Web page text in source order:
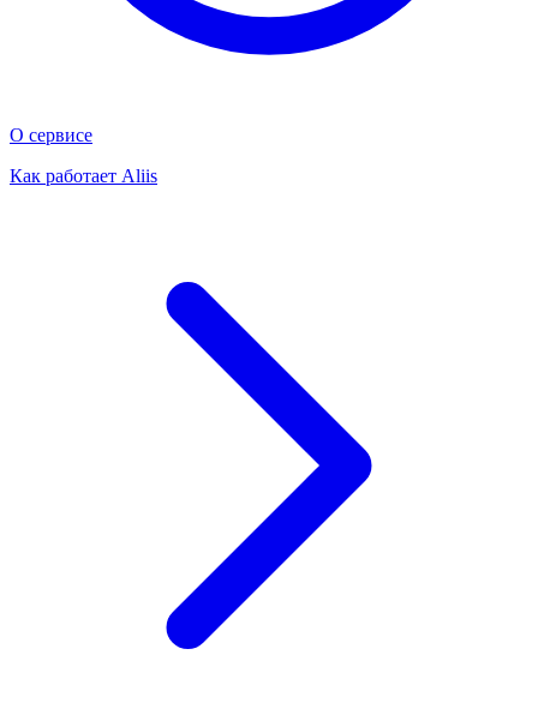
О сервисе
Как работает Aliis